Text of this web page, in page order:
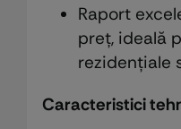
Raport
preț, ideală
rezidențiale
Caracteristici